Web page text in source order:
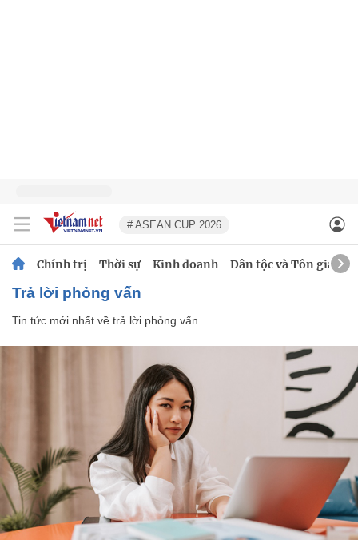
# ASEAN CUP 2026
Chính trị Thời sự Kinh doanh Dân tộc và Tôn giáo
trả lời phỏng vấn
Tin tức mới nhất về trả lời phỏng vấn